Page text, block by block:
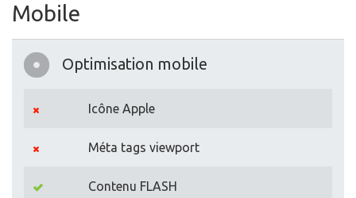
Mobile
Optimisation mobile
Icône Apple
Méta tags viewport
Contenu FLASH